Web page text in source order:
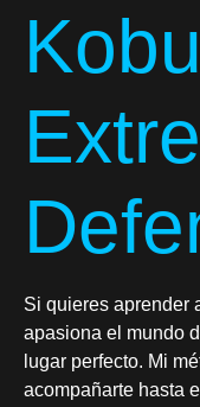
Si quieres aprender
apasiona el mundo
lugar perfecto. Mi
acompañarte hasta